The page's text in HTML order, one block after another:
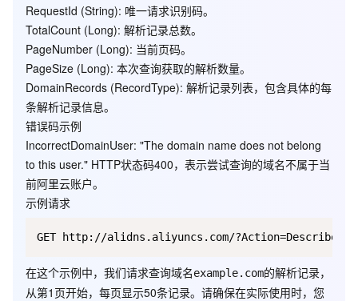
PageSize Long 否
数，最大值500，默认为
RRKeyWord String 否
主机记录的关键字，按照”
%RRKeyWord%”模式搜
TypeKeyWord String 否
全匹配搜索，不区分大小
写
索，不区分大小写
RequestId (String): 唯一请求识别码。
TotalCount (Long): 解析记录总数。
PageNumber (Long): 当前页码。
PageSize (Long): 本次查询获取的解析数量。
DomainRecords (RecordType): 解析记录列表，包含具体的每
条解析记录信息。
错误码示例
IncorrectDomainUser: "The domain name does not belong
to this user." HTTP状态码400，表示尝试查询的域名不属于当
前阿里云账户。
示例请求
在这个示例中，我们请求查询域名example.com的解析记录，
从第1页开始，每页显示50条记录。请确保在实际使用时，您